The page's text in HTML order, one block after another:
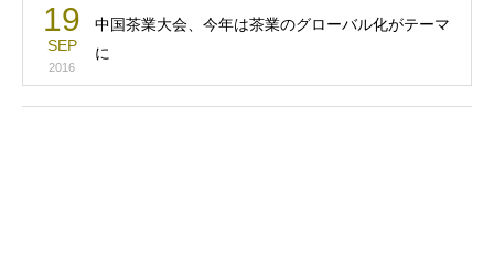
19
SEP
2016
中国茶業大会、今年は茶業のグローバル化がテーマ
に